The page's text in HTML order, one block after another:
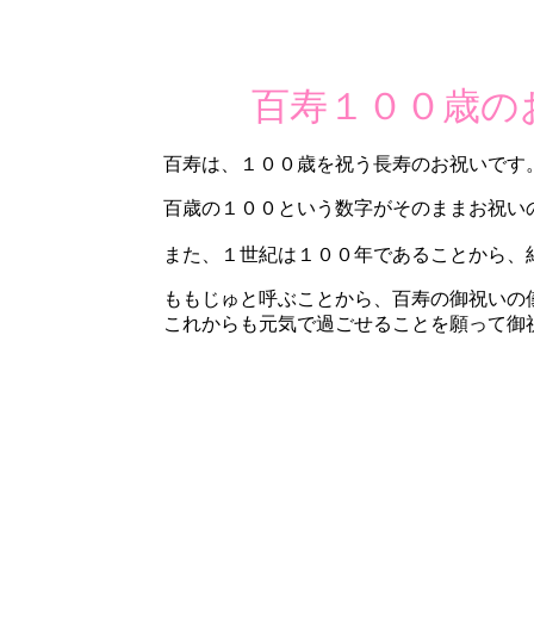
百寿１００歳
百寿は、１００歳を祝う長寿のお祝いで
百歳の１００という数字がそのままお祝い
また、１世紀は１００年であることから
ももじゅと呼ぶことから、百寿の御祝い
これからも元気で過ごせることを願って御